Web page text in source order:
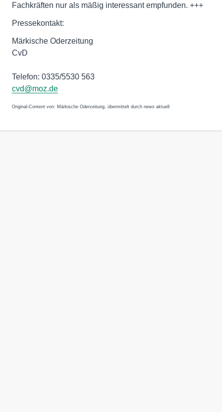
Fachkräften nur als mäßig interessant empfunden. +++
Pressekontakt:
Märkische Oderzeitung
CvD
Telefon: 0335/5530 563
cvd@moz.de
Original-Content von: Märkische Oderzeitung, übermittelt durch news aktuell